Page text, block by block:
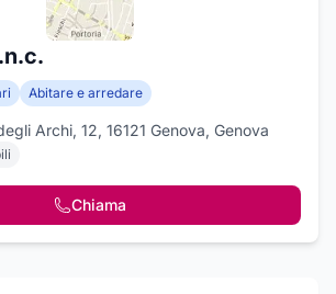
Abitare e arredare
Archi, 12, 16121 Genova, Genova
Chiama